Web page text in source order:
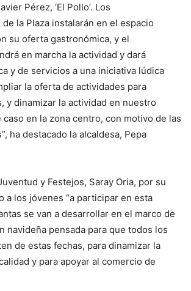
Pérez, ‘El Pollo’. Los
la Plaza instalarán en el espacio
su oferta gastronómica, y el
en marcha la actividad y dará
y de servicios a una iniciativa lúdica
la oferta de actividades para
y dinamizar la actividad en nuestro
en la zona centro, con motivo de las
ha destacado la alcaldesa, Pepa
y Festejos, Saray Oria, por su
a los jóvenes “a participar en esta
se van a desarrollar en el marco de
navideña pensada para que todos los
de estas fechas, para dinamizar la
y para apoyar al comercio de